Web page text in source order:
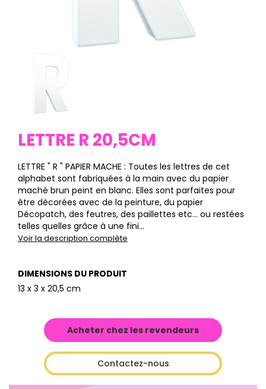
LETTRE R 20,5CM
LETTRE " R " PAPIER MACHE : Toutes les lettres de cet
alphabet sont fabriquées à la main avec du papier
maché brun peint en blanc. Elles sont parfaites pour
être décorées avec de la peinture, du papier
Décopatch, des feutres, des paillettes etc… ou restées
telles quelles grâce à une fini...
Voir la description complète
DIMENSIONS DU PRODUIT
13 x 3 x 20,5 cm
Acheter chez les revendeurs
Contactez-nous